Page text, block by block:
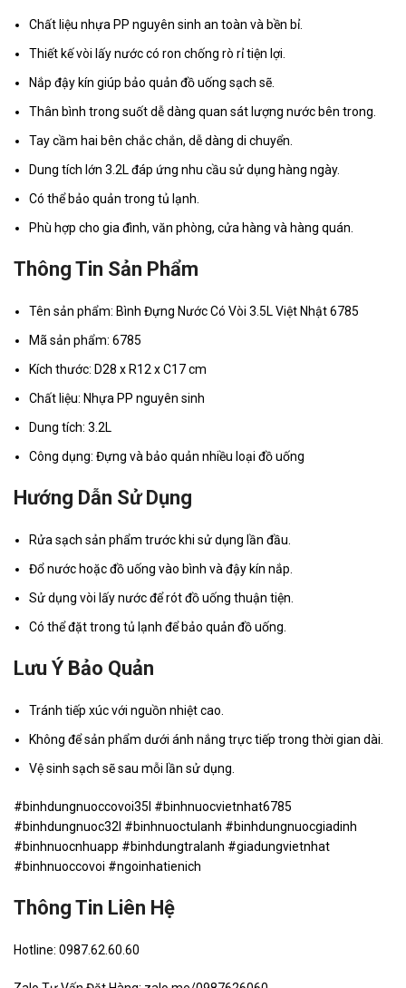
Chất liệu nhựa PP nguyên sinh an toàn và bền bỉ.
Thiết kế vòi lấy nước có ron chống rò rỉ tiện lợi.
Nắp đậy kín giúp bảo quản đồ uống sạch sẽ.
Thân bình trong suốt dễ dàng quan sát lượng nước bên trong.
Tay cầm hai bên chắc chắn, dễ dàng di chuyển.
Dung tích lớn 3.2L đáp ứng nhu cầu sử dụng hàng ngày.
Có thể bảo quản trong tủ lạnh.
Phù hợp cho gia đình, văn phòng, cửa hàng và hàng quán.
Thông Tin Sản Phẩm
Tên sản phẩm: Bình Đựng Nước Có Vòi 3.5L Việt Nhật 6785
Mã sản phẩm: 6785
Kích thước: D28 x R12 x C17 cm
Chất liệu: Nhựa PP nguyên sinh
Dung tích: 3.2L
Công dụng: Đựng và bảo quản nhiều loại đồ uống
Hướng Dẫn Sử Dụng
Rửa sạch sản phẩm trước khi sử dụng lần đầu.
Đổ nước hoặc đồ uống vào bình và đậy kín nắp.
Sử dụng vòi lấy nước để rót đồ uống thuận tiện.
Có thể đặt trong tủ lạnh để bảo quản đồ uống.
Lưu Ý Bảo Quản
Tránh tiếp xúc với nguồn nhiệt cao.
Không để sản phẩm dưới ánh nắng trực tiếp trong thời gian dài.
Vệ sinh sạch sẽ sau mỗi lần sử dụng.
#binhdungnuoccovoi35l #binhnuocvietnhat6785
#binhdungnuoc32l #binhnuoctulanh #binhdungnuocgiadinh
#binhnuocnhuapp #binhdungtralanh #giadungvietnhat
#binhnuoccovoi #ngoinhatienich
Thông Tin Liên Hệ
Hotline: 0987.62.60.60